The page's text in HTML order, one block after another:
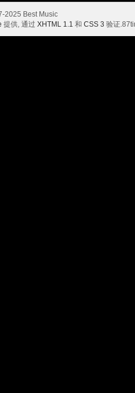
2025 Best Music
提供, 通过 XHTML 1.1 和 CSS 3 验证.